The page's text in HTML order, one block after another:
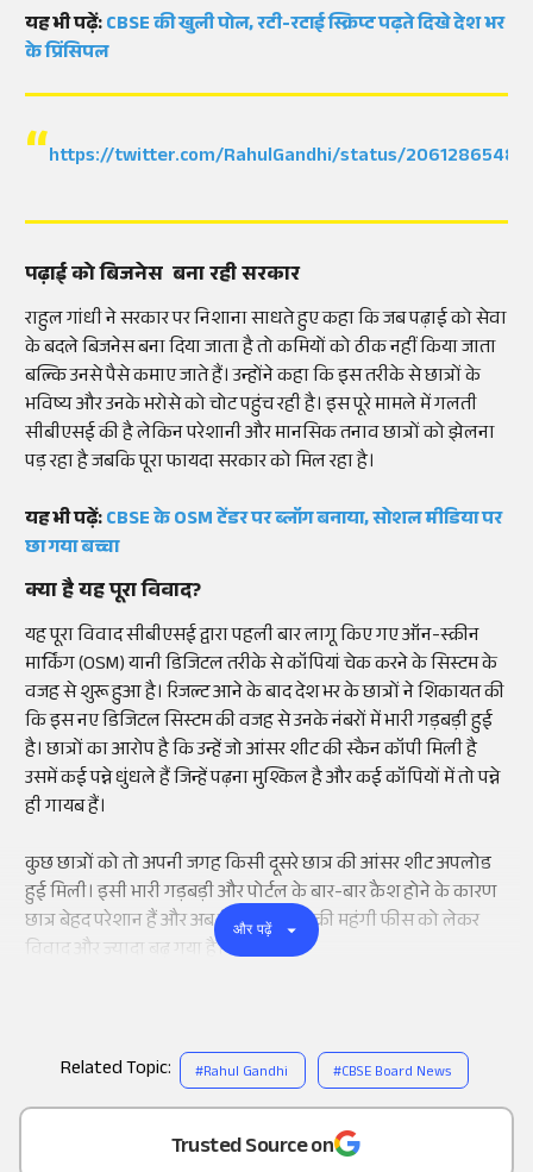
Add
as a
Trusted Source on
यह भी पढ़ें:CBSE की खुली पोल, रटी-रटाई स्क्रिप्ट पढ़ते दिखे देश भर
के प्रिंसिपल
https://twitter.com/RahulGandhi/status/
पढ़ाई को बिजनेस बना रही सरकार
राहुल गांधी ने सरकार पर निशाना साधते हुए कहा कि जब पढ़ाई को सेवा
के बदले बिजनेस बना दिया जाता है तो कमियों को ठीक नहीं किया जाता
बल्कि उनसे पैसे कमाए जाते हैं। उन्होंने कहा कि इस तरीके से छात्रों के
भविष्य और उनके भरोसे को चोट पहुंच रही है। इस पूरे मामले में गलती
सीबीएसई की है लेकिन परेशानी और मानसिक तनाव छात्रों को झेलना
पड़ रहा है जबकि पूरा फायदा सरकार को मिल रहा है।
यह भी पढ़ें:CBSE के OSM टेंडर पर ब्लॉग बनाया, सोशल मीडिया पर
छा गया बच्चा
क्या है यह पूरा विवाद?
यह पूरा विवाद सीबीएसई द्वारा पहली बार लागू किए गए ऑन-स्क्रीन
मार्किंग (OSM) यानी डिजिटल तरीके से कॉपियां चेक करने के सिस्टम के
वजह से शुरू हुआ है। रिजल्ट आने के बाद देश भर के छात्रों ने शिकायत की
कि इस नए डिजिटल सिस्टम की वजह से उनके नंबरों में भारी गड़बड़ी हुई
है। छात्रों का आरोप है कि उन्हें जो आंसर शीट की स्कैन कॉपी मिली है
उसमें कई पन्ने धुंधले हैं जिन्हें पढ़ना मुश्किल है और कई कॉपियों में तो पन्ने
ही गायब हैं।
कुछ छात्रों को तो अपनी जगह किसी दूसरे छात्र की आंसर शीट अपलोड
हुई मिली। इसी भारी गड़बड़ी और पोर्टल के बार-बार क्रैश होने के कारण
छात्र बेहद परेशान हैं और अब रीइवैल्यूएशन की महंगी फीस को लेकर
विवाद और ज्यादा बढ़ गया है।
और पढ़ें
Related Topic: #Rahul Gandhi #CBSE Board News